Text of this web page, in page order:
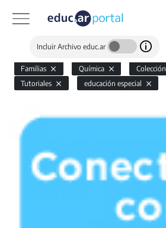
Incluir Archivo educ.ar
Familias Química
Colección
Tutoriales
educación especial